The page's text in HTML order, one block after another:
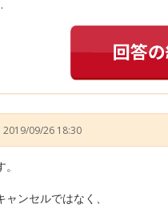
2019/09/26 18:30
ンセルではなく、